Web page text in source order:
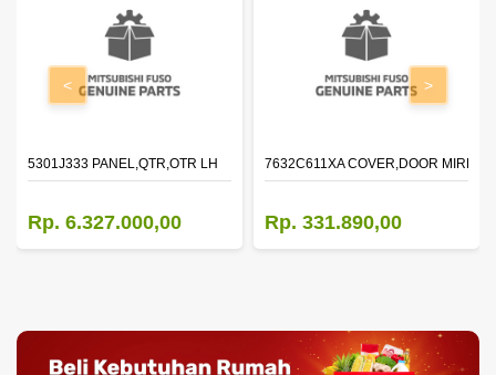
5301J333 PANEL,QTR,OTR LH
Rp. 6.327.000,00
7632C611XA COVER,DOOR
Rp. 331.890,00
< >